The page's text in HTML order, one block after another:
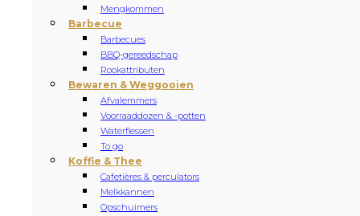
Mengkommen
Barbecue
Barbecues
BBQ-gereedschap
Rookattributen
Bewaren & Weggooien
Afvalemmers
Voorraaddozen & -potten
Waterflessen
To go
Koffie & Thee
Cafetières & perculators
Melkkannen
Opschuimers